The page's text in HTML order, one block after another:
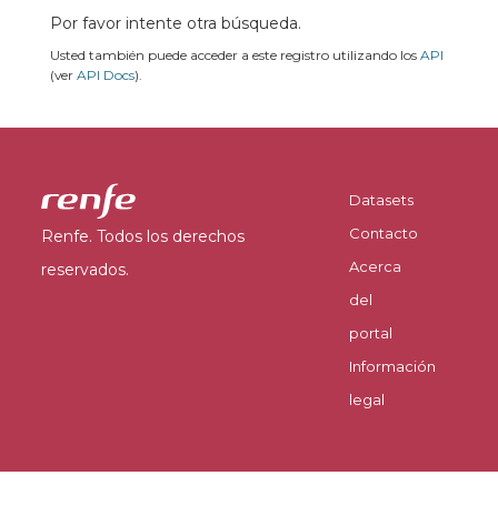
Por favor intente otra búsqueda.
Usted también puede acceder a este registro utilizando los API
(ver API Docs).
Renfe. Todos los derechos
reservados.
Datasets
Contacto
Acerca
del
portal
Información
legal